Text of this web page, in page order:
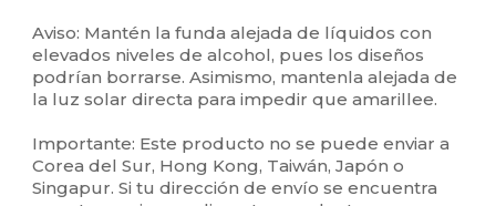
Aviso: Mantén la funda alejada de líquidos con
elevados niveles de alcohol, pues los diseños
podrían borrarse. Asimismo, mantenla alejada de
la luz solar directa para impedir que amarillee.
Importante: Este producto no se puede enviar a
Corea del Sur, Hong Kong, Taiwán, Japón o
Singapur. Si tu dirección de envío se encuentra